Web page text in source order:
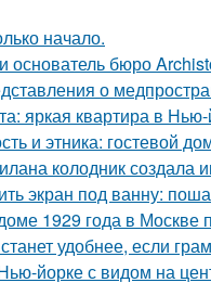
начало.
основатель бюро
о
яркая квартира в
и этника: гостевой
колодник создала
экран под ванну:
1929 года в Москве
удобнее, если
йорке с видом на